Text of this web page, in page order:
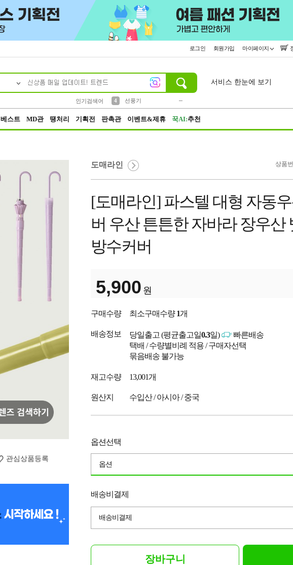
로그인 회원가입 마이페이지
인기검색어
4
선풍기
서비스 한눈에 보기
베스트 MD관 땡처리 기획전 판촉관 이벤트&제휴 꾹AI:추천
관심상품등록
상품
도매라인
[도매라인] 파스텔 대형 자동
버 우산 튼튼한 자바라 장우산
방수커버
5,900 원
구매수량 최소구매수량1개
배송정보 당일출고 (평균출고일0.3일)
빠른배송
택배 / 수량별비례 적용 / 구매자선택
묶음배송 불가능
재고수량 13,001개
원산지 수입산 / 아시아 / 중국
옵션선택
옵션
배송비결제
배송비결제
장바구니